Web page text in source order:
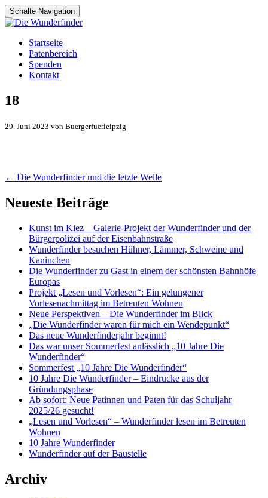
Schalte Navigation
Zum
Inhalt
springen
Startseite
Patenbereich
Spenden
Kontakt
18
29. Juni 2023 von Buergerfuerleipzig
Artikel-
Navigation
← Die Wunderfinder und die letzte Welle
Neueste Beiträge
Kunst im Kiez – Galerie-Projekt der Wunderfinder und der
Bürgerpolizei auf der Eisenbahnstraße
Wunderfinder besuchen Hühner, Lämmer, Schweine und
Kaninchen
Die Wunderfinder zu Gast in einem der schönsten Bahnhöfe
Europas
Projekt „Lesen und Vorlesen“: Ein gelungener
Vorlesenachmittag im Betreuten Wohnen
Neue Perspektiven – Die Wunderfinder im Blick
„Die Wunderfinder waren für mich ein Wendepunkt“
Das neue Wunderfinderjahr beginnt!
Das war unser Sommerfest anlässlich „10 Jahre Die
Wunderfinder“
Sommerfest „10 Jahre Die Wunderfinder“
10 Jahre Die Wunderfinder – Eindrücke aus der
Gründungsphase
Ab sofort: Neue Patinnen und Paten für das Schuljahr
2025/26 gesucht!
„Lesen und Vorlesen“ – Wunderfinder lesen im Betreuten
Wohnen
10 Jahre Wunderfinder
Wunderfinder auf der Baustelle
Archiv